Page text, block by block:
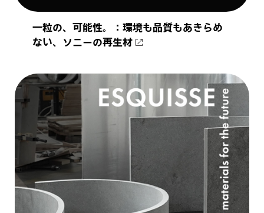
一粒の、可能性。：環境も品質もあきらめ
ない、ソニーの再生材